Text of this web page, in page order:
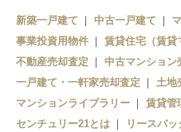
新築一戸建て 中古一戸建て
事業投資用物件
賃貸住宅（賃貸
不動産売却査定
中古マンション
一戸建て・一軒家売却査定
土地
マンションライブラリー
賃貸管
センチュリー21とは
リースバッ